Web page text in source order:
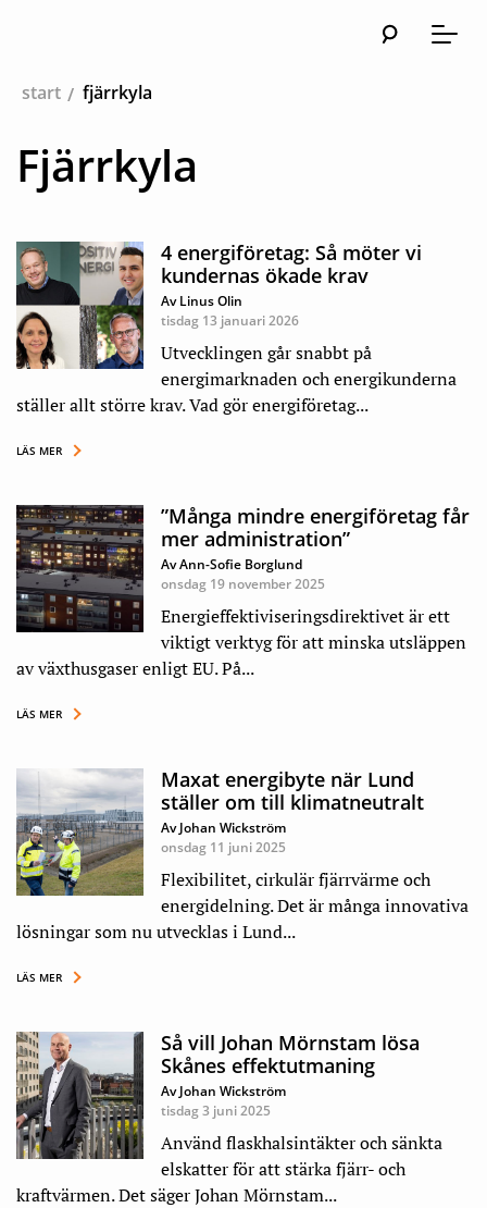
Meny
start
fjärrkyla
Fjärrkyla
4 energiföretag: Så möter vi
kundernas ökade krav
Av Linus Olin
tisdag 13 januari 2026
Utvecklingen går snabbt på
energimarknaden och energikunderna
ställer allt större krav. Vad gör energiföretag...
LÄS MER
”Många mindre energiföretag får
mer administration”
Av Ann-Sofie Borglund
onsdag 19 november 2025
Energieffektiviseringsdirektivet är ett
viktigt verktyg för att minska utsläppen
av växthusgaser enligt EU. På...
LÄS MER
Maxat energibyte när Lund
ställer om till klimatneutralt
Av Johan Wickström
onsdag 11 juni 2025
Flexibilitet, cirkulär fjärrvärme och
energidelning. Det är många innovativa
lösningar som nu utvecklas i Lund...
LÄS MER
Så vill Johan Mörnstam lösa
Skånes effektutmaning
Av Johan Wickström
tisdag 3 juni 2025
Använd flaskhalsintäkter och sänkta
elskatter för att stärka fjärr- och
kraftvärmen. Det säger Johan Mörnstam...